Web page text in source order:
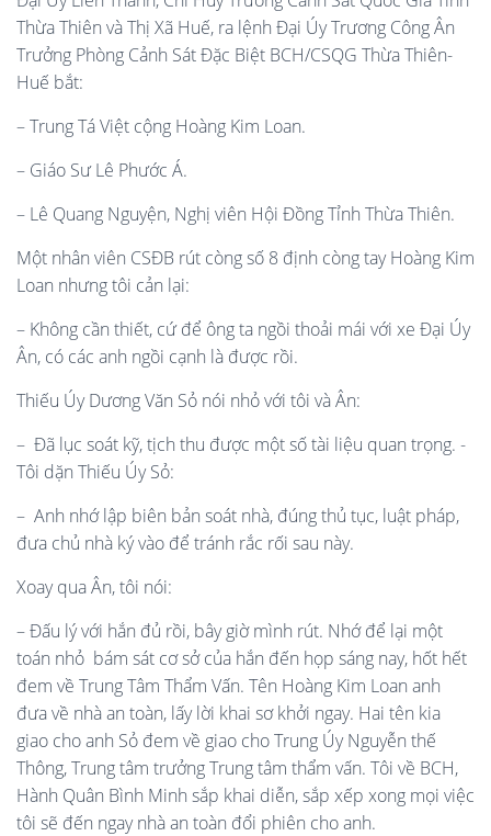
Thừa Thiên và Thị Xã Huế, ra lệnh Đại Úy Trương Công Ân
Trưởng Phòng Cảnh Sát Đặc Biệt BCH/CSQG Thừa Thiên-
Huế bắt:
– Trung Tá Việt cộng Hoàng Kim Loan.
– Giáo Sư Lê Phước Á.
– Lê Quang Nguyện, Nghị viên Hội Đồng Tỉnh Thừa Thiên.
Một nhân viên CSĐB rút còng số 8 định còng tay Hoàng Kim
Loan nhưng tôi cản lại:
– Không cần thiết, cứ để ông ta ngồi thoải mái với xe Đại Úy
Ân, có các anh ngồi cạnh là được rồi.
Thiếu Úy Dương Văn Sỏ nói nhỏ với tôi và Ân:
– Đã lục soát kỹ, tịch thu được một số tài liệu quan trọng. -
Tôi dặn Thiếu Úy Sỏ:
– Anh nhớ lập biên bản soát nhà, đúng thủ tục, luật pháp,
đưa chủ nhà ký vào để tránh rắc rối sau này.
Xoay qua Ân, tôi nói:
– Đấu lý với hắn đủ rồi, bây giờ mình rút. Nhớ để lại một
toán nhỏ bám sát cơ sở của hắn đến họp sáng nay, hốt hết
đem về Trung Tâm Thẩm Vấn. Tên Hoàng Kim Loan anh
đưa về nhà an toàn, lấy lời khai sơ khởi ngay. Hai tên kia
giao cho anh Sỏ đem về giao cho Trung Úy Nguyễn thế
Thông, Trung tâm trưởng Trung tâm thẩm vấn. Tôi về BCH,
Hành Quân Bình Minh sắp khai diễn, sắp xếp xong mọi việc
tôi sẽ đến ngay nhà an toàn đổi phiên cho anh.